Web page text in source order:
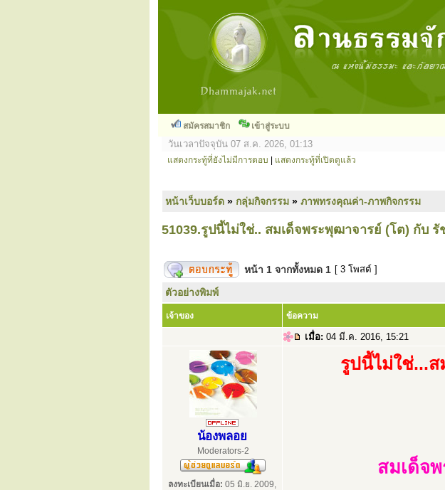
สมัครสมาชิก เข้าสู่ระบบ
วันเวลาปัจจุบัน 07 ส.ค. 2026, 01:13
แสดงกระทู้ที่ยังไม่มีการตอบ แสดงกระทู้ที่เปิดดูแล้ว
หน้าเว็บบอร์ด » กลุ่มกิจกรรม » ภาพทรงคุณค่า-ภาพกิจกรรม
51039.รูปนี้ไม่ใช่.. สมเด็จพระพุฒาจารย์ (โต) กับ
หน้า 1 จากทั้งหมด 1 [ 3 โพสต์ ]
ตัวอย่างพิมพ์
เจ้าของ ข้อความ
เมื่อ: 04 มี.ค. 2016, 15:21
น้องพลอย
Moderators-2
ลงทะเบียนเมื่อ: 05 มิ.ย. 2009,
รูปนี้ไม่ใช่...
สมเด็จ